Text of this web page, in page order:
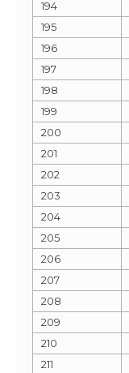
194
195
196
197
198
199
200
201
202
203
204
205
206
207
208
209
210
211